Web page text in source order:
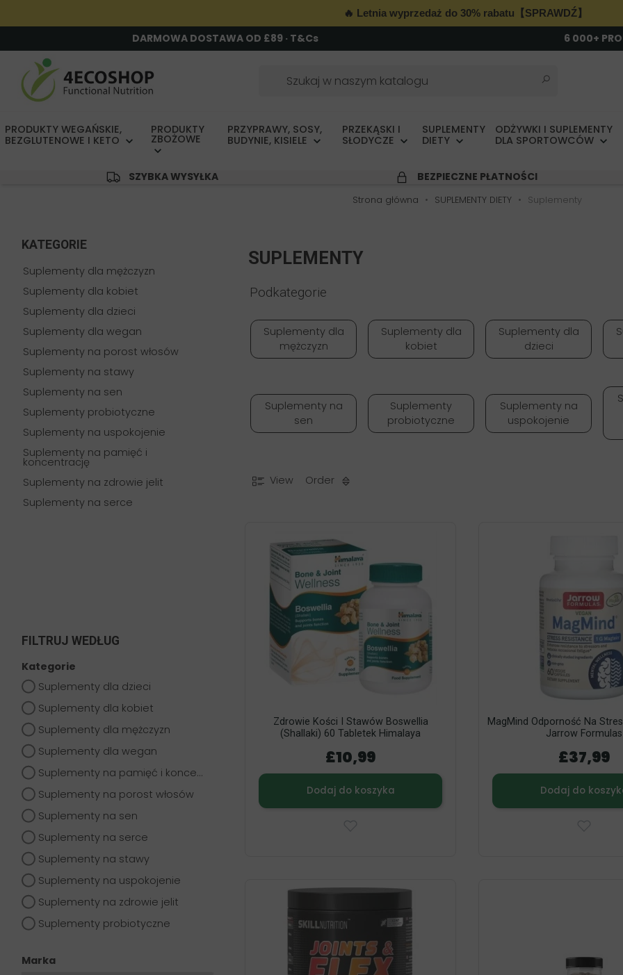
🔥 Letnia wyprzedaż do 30% rabatu【SPRAWDŹ】
DARMOWA DOSTAWA OD £89 · T&Cs 6 000+
PRODUKTY WEGAŃSKIE,
BEZGLUTENOWE I KETO
PRODUKTY
ZBOŻOWE
PRZYPRAWY, SOSY,
BUDYNIE, KISIELE
PRZEKĄSKI I
SŁODYCZE
SUPLEMENTY
DIETY
ODŻYWKI I SUPLEMENTY
DLA SPORTOWCÓW
SZYBKA WYSYŁKA BEZPIECZNE PŁATNOŚCI
Strona główna SUPLEMENTY DIETY Suplementy
KATEGORIE
Suplementy dla mężczyzn
Suplementy dla kobiet
Suplementy dla dzieci
Suplementy dla wegan
Suplementy na porost włosów
Suplementy na stawy
Suplementy na sen
Suplementy probiotyczne
Suplementy na uspokojenie
Suplementy na pamięć i
koncentrację
Suplementy na zdrowie jelit
Suplementy na serce
FILTRUJ WEDŁUG
Kategorie
Suplementy dla dzieci
Suplementy dla kobiet
Suplementy dla mężczyzn
Suplementy dla wegan
Suplementy na pamięć i koncentrację
Suplementy na porost włosów
Suplementy na sen
Suplementy na serce
Suplementy na stawy
Suplementy na uspokojenie
Suplementy na zdrowie jelit
Suplementy probiotyczne
Marka
SUPLEMENTY
Podkategorie
Suplementy dla
mężczyzn
Suplementy dla
kobiet
Suplementy dla
dzieci
Suplementy na
sen
Suplementy
probiotyczne
Suplementy na
uspokojenie
View Order
Zdrowie Kości I Stawów Boswellia
(Shallaki) 60 Tabletek Himalaya
£10,99
Dodaj do koszyka
MagMind Odporność Na
Jarrow Formulas
£37,99
Dodaj do